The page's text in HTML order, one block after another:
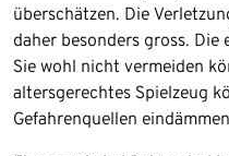
überschätzen. Die
daher besonders gross. Die
Sie wohl nicht vermeiden
altersgerechtes Spielzeug
Gefahrenquellen